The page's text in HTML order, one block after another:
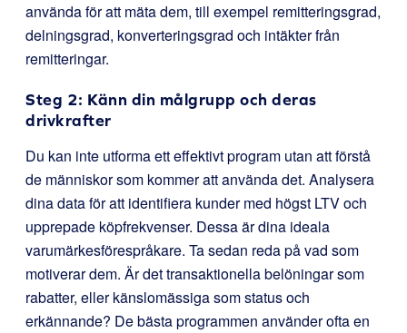
använda för att mäta dem, till exempel remitteringsgrad,
delningsgrad, konverteringsgrad och intäkter från
remitteringar.
Steg 2: Känn din målgrupp och deras
drivkrafter
Du kan inte utforma ett effektivt program utan att förstå
de människor som kommer att använda det. Analysera
dina data för att identifiera kunder med högst LTV och
upprepade köpfrekvenser. Dessa är dina ideala
varumärkesförespråkare. Ta sedan reda på vad som
motiverar dem. Är det transaktionella belöningar som
rabatter, eller känslomässiga som status och
erkännande? De bästa programmen använder ofta en